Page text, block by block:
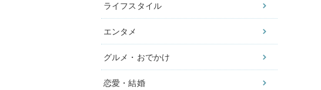
ライフスタイル
エンタメ
グルメ・おでかけ
恋愛・結婚